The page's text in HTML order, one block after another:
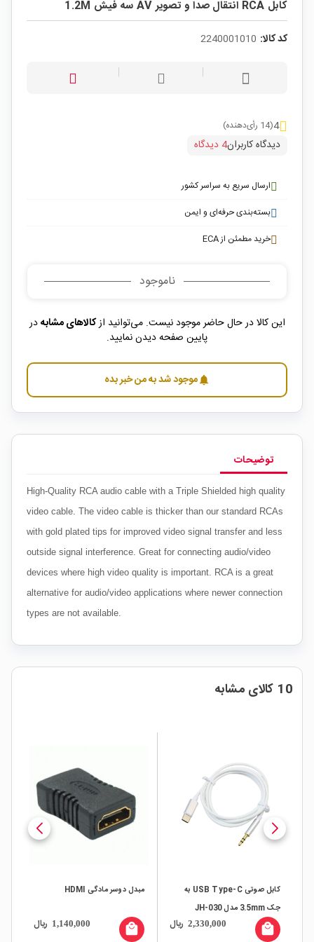
کابل RCA انتقال صدا و تصویر AV سه فیش 1.2M
کد کالا: 2240001010
4(14 رأی‌دهنده)
دیدگاه کاربران4 دیدگاه
ارسال سریع به سراسر کشور
بسته‌بندی حرفه‌ای و ایمن
خرید مطمئن از ECA
ناموجود
این کالا در حال حاضر موجود نیست. می‌توانید ازکالاهای مشابهدر
پایین صفحه دیدن نمایید.
notificationsموجود شد به من خبر بده
توضیحات
High-Quality RCA audio cable with a Triple Shielded high quality
video cable. The video cable is thicker than our standard RCAs
with gold plated tips for improved video signal transfer and less
outside signal interference. Great for connecting audio/video
devices where high video quality is important. RCA is a great
alternative for audio/video applications where newer connection
types are not available.
10 کالای مشابه
کابل صوتی USB Type-C به
جک 3.5mm مدل JH-030
2,330,000 ریال local_mall
مبدل دوسر مادگی HDMI
1,140,000 ریال local_mall